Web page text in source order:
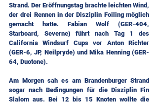
Strand. Der Eröffnungstag brachte leichten Wind,
der drei Rennen in der Disziplin Foiling möglich
gemacht hatte. Fabian Wolf (GER-404,
Starboard, Severne) führt nach Tag 1 des
California Windsurf Cups vor Anton Richter
(GER-6, JP, Neilpryde) und Mika Henning (GER-
64, Duotone).
Am Morgen sah es am Brandenburger Strand
sogar nach Bedingungen für die Disziplin Fin
Slalom aus. Bei 12 bis 15 Knoten wollte die